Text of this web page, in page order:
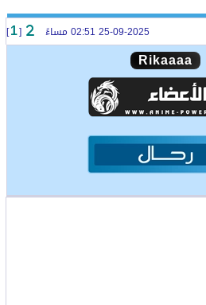
[
1
]
Rikaaaa